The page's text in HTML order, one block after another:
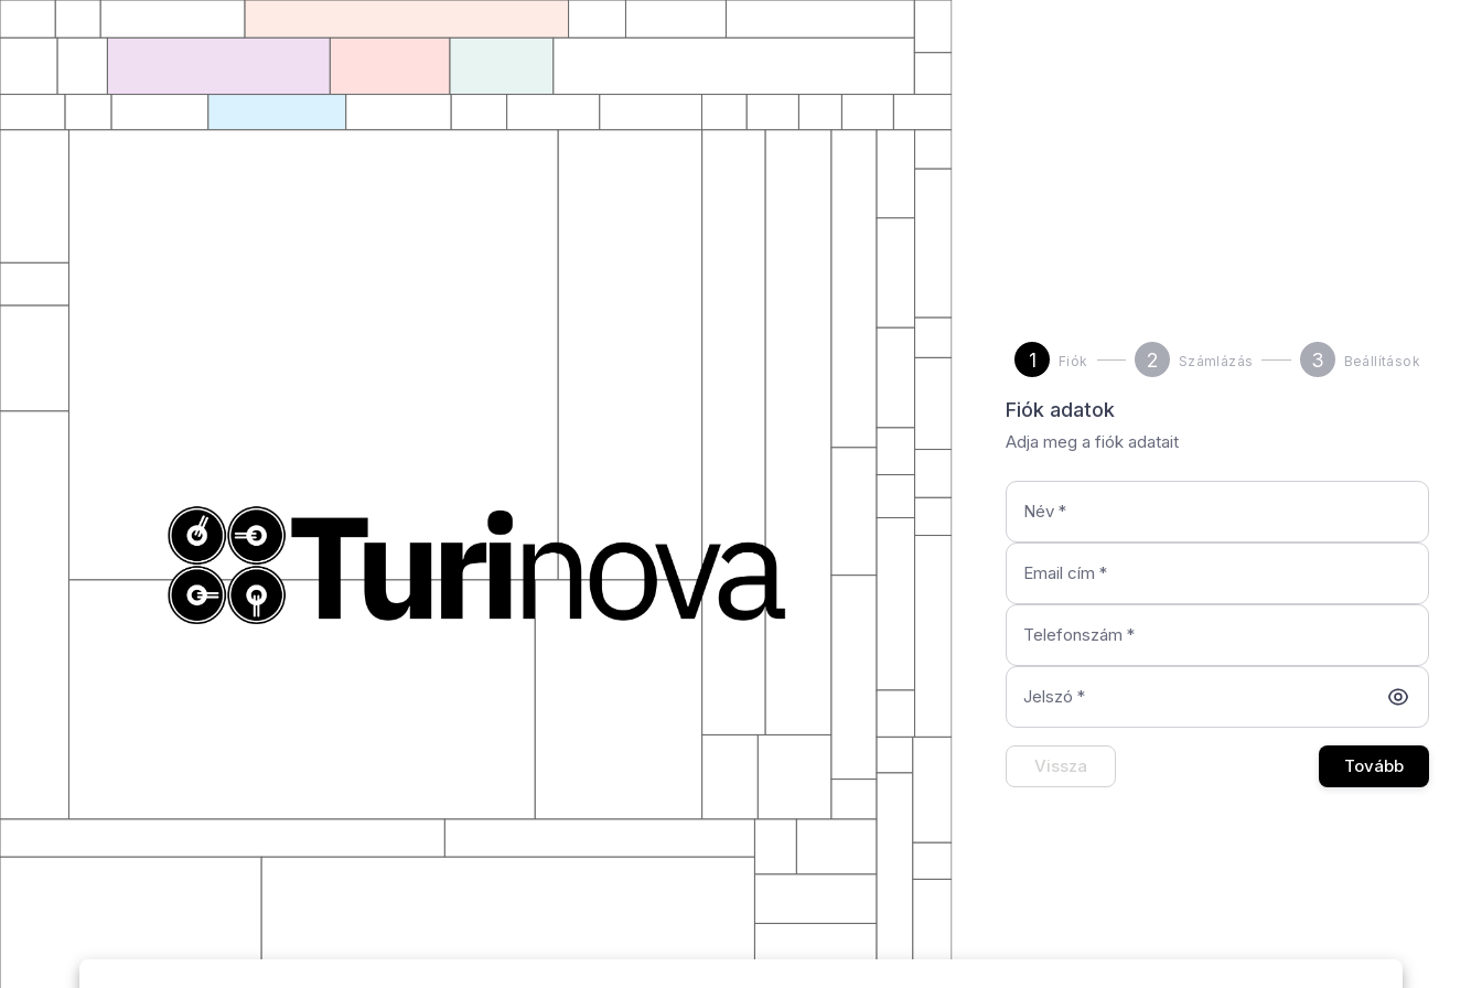
1 Fiók 2 Számlázás 3 Beállítások
Fiók adatok
Adja meg a fiók adatait
Név *
Email cím *
Telefonszám *
Jelszó *
Vissza Tovább